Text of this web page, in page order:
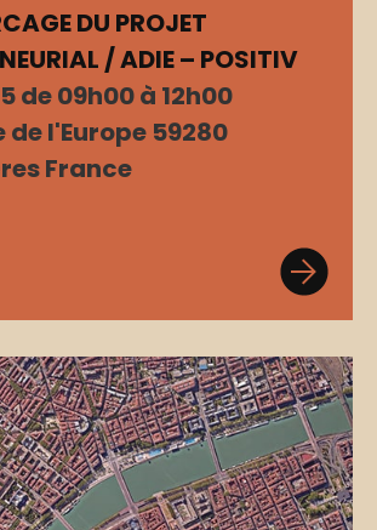
DU PROJET
/ ADIE – POSITIV
de 09h00 à 12h00
de l'Europe 59280
France